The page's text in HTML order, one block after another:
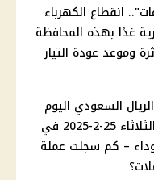
هيفصل 4 ساعات".. انقطاع الكهرباء
وقرية غدًا بهذه المحافظة
وموعد عودة التيار
السعودي اليوم
أمام الجنيه المصري الثلاثاء 25-2-2025 في
– كم سجلت عملة